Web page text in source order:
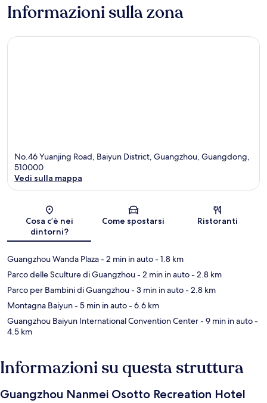
Informazioni sulla zona
No.46 Yuanjing Road, Baiyun District, Guangzhou, Guangdong,
510000
Vedi sulla mappa
Cosa c’è nei
dintorni?
Come spostarsi Ristoranti
Guangzhou Wanda Plaza- 2 min in auto- 1.8 km
Parco delle Sculture di Guangzhou- 2 min in auto- 2.8 km
Parco per Bambini di Guangzhou- 3 min in auto- 2.8 km
Montagna Baiyun- 5 min in auto- 6.6 km
Guangzhou Baiyun International Convention Center- 9 min in auto-
4.5 km
Informazioni su questa struttura
Guangzhou Nanmei Osotto Recreation Hotel